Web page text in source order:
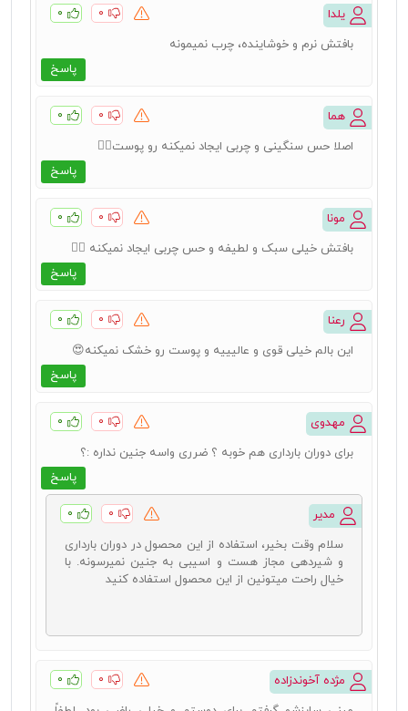
یلدا ۰ ۰
پاسخ
بافتش نرم و خوشاینده، چرب نمیمونه
هما ۰ ۰
پاسخ
اصلا حس سنگینی و چربی ایجاد نمیکنه رو پوست👌🏻
مونا ۰ ۰
پاسخ
بافتش خیلی سبک و لطیفه و حس چربی ایجاد نمیکنه 👌🏻
رعنا ۰ ۰
پاسخ
این بالم خیلی قوی و عالیییه و پوست رو خشک نمیکنه😍
مهدوی ۰ ۰
پاسخ
برای دوران بارداری هم خوبه ؟ ضرری واسه جنین نداره :؟
مدیر ۰ ۰
سلام وقت بخیر، استفاده از این محصول در دوران بارداری
و شیردهی مجاز هست و اسیبی به جنین نمیرسونه. با
خیال راحت میتونین از این محصول استفاده کنید
مژده آخوندزاده ۰ ۰